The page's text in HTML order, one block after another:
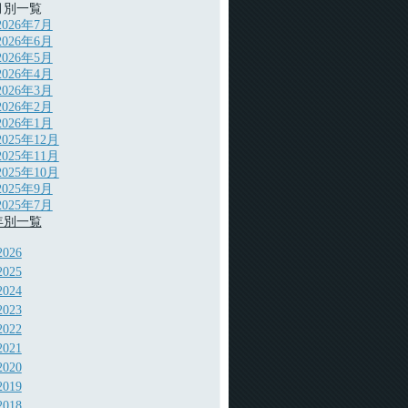
一覧
年7月
年6月
年5月
年4月
年3月
年2月
年1月
年12月
年11月
年10月
年9月
年7月
一覧